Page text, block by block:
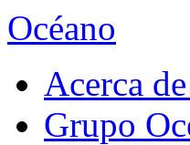
Océano
Acerca
Grupo